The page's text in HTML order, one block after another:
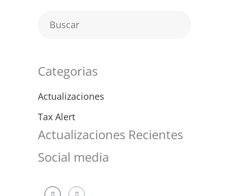
Categorias
Actualizaciones
Tax Alert
Actualizaciones Recientes
Social media